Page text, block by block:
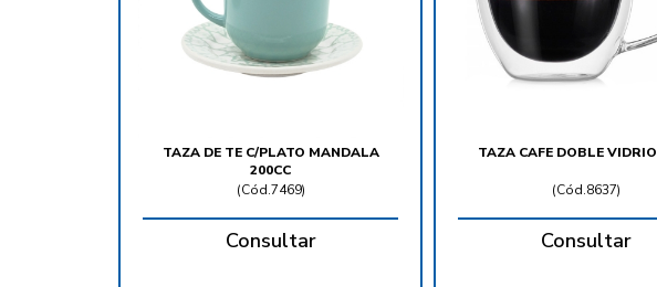
TAZA DE TE C/PLATO MANDALA
200CC
(Cód.7469)
Consultar
TAZA CAFE DOBLE
(Cód.8637)
Consultar